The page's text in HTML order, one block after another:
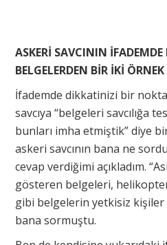
ASKERİ SAVCININ
BELGELERDEN BİR İKİ
İfademde dikkatinizi bir
savcıya “belgeleri savcılığa
bunları imha etmiştik” diye
askeri savcının bana ne
cevap verdiğimi açıkladım.
gösteren belgeleri,
gibi belgelerin yetkisiz kişiler
bana sormuştu.